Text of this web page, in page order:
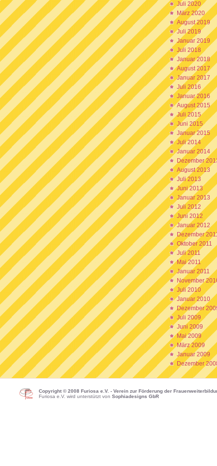
Juli 2020
März 2020
August 2019
Juli 2019
Januar 2019
Juli 2018
Januar 2018
August 2017
Januar 2017
Juli 2016
Januar 2016
August 2015
Juli 2015
Juni 2015
Januar 2015
Juli 2014
Januar 2014
Dezember
August 2013
Juli 2013
Juni 2013
Januar 2013
Juli 2012
Juni 2012
Januar 2012
Dezember
Oktober 2011
Juli 2011
Mai 2011
Januar 2011
November
Juli 2010
Januar 2010
Dezember
Juli 2009
Juni 2009
Mai 2009
März 2009
Januar 2009
Dezember
Copyright © 2008 Furiosa e.V. - Verein zur Förderung der
Furiosa e.V. wird unterstützt von Sophiadesigns GbR